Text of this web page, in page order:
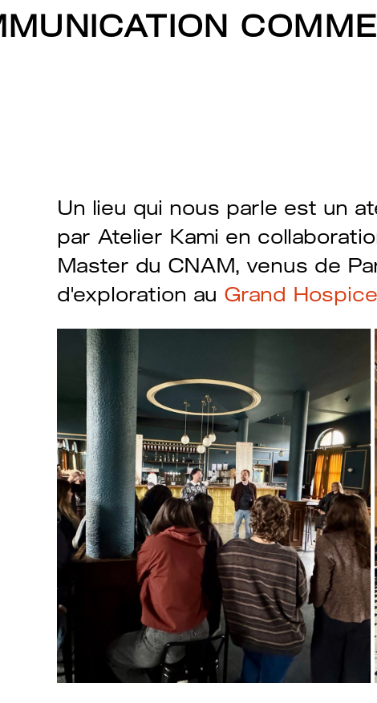
Un lieu qui nous parle est un
par Atelier Kami en
Master du CNAM, venus de
d'exploration au Grand